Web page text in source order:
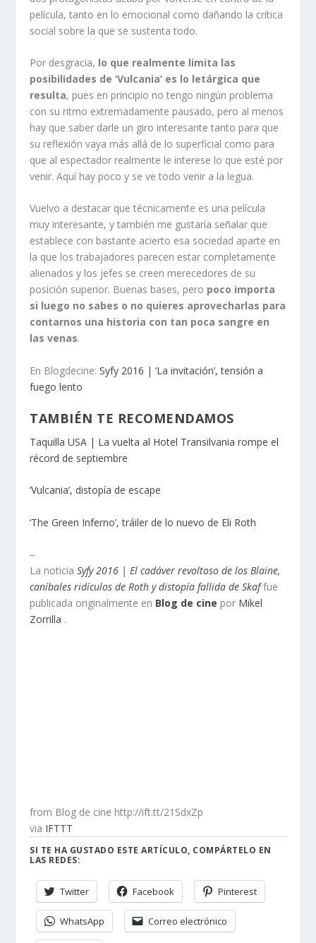
película, tanto en lo emocional como dañando la crítica
social sobre la que se sustenta todo.
Por desgracia, lo que realmente limita las
posibilidades de ‘Vulcania’ es lo letárgica que
resulta, pues en principio no tengo ningún problema
con su ritmo extremadamente pausado, pero al menos
hay que saber darle un giro interesante tanto para que
su reflexión vaya más allá de lo superficial como para
que al espectador realmente le interese lo que esté por
venir. Aquí hay poco y se ve todo venir a la legua.
Vuelvo a destacar que técnicamente es una película
muy interesante, y también me gustaría señalar que
establece con bastante acierto esa sociedad aparte en
la que los trabajadores parecen estar completamente
alienados y los jefes se creen merecedores de su
posición superior. Buenas bases, pero poco importa
si luego no sabes o no quieres aprovecharlas para
contarnos una historia con tan poca sangre en
las venas.
En Blogdecine:Syfy 2016 | ‘La invitación’, tensión a
fuego lento
TAMBIÉN TE RECOMENDAMOS
Taquilla USA | La vuelta al Hotel Transilvania rompe el
récord de septiembre
‘Vulcania’, distopía de escape
‘The Green Inferno’, tráiler de lo nuevo de Eli Roth
–
La noticiaSyfy 2016 | El cadáver revoltoso de los Blaine,
caníbales ridículos de Roth y distopía fallida de Skaffue
publicada originalmente en Blog de cine por Mikel
Zorrilla .
from Blog de cine http://ift.tt/21SdxZp
via IFTTT
SI TE HA GUSTADO ESTE ARTÍCULO, COMPÁRTELO EN
LAS REDES:
Twitter Facebook Pinterest
WhatsApp Correo electrónico